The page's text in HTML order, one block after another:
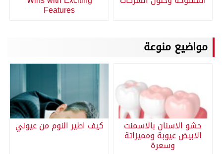
Features
مواضيع منوعة
حشو الاسنان بالاسمنت
الابيض عيوبة ومميزاتة
وسعرة
كيف اطير النوم من عيوني